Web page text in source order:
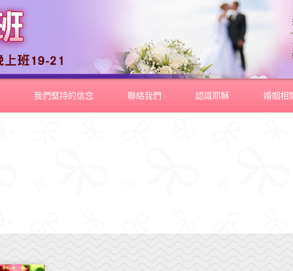
我們堅持的信念 聯絡我們 認識耶穌 婚姻相